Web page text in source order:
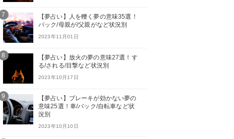
7
【夢占い】人を轢く夢の意味35選！
バック/母親が/父親がなど状況別
2023年11月01日
8
【夢占い】放火の夢の意味27選！す
る/される/目撃など状況別
2023年10月17日
9
【夢占い】ブレーキが効かない夢の
意味25選！車/バック/自転車など状
況別
2023年10月10日